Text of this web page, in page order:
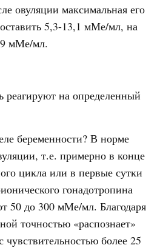
овуляции максимальная его
5,3-13,1 мМе/мл, на
мМе/мл.
реагируют на определенный
беременности? В норме
т.е. примерно в конце
цикла или в первые сутки
гонадотропина
50 до 300 мМе/мл. Благодаря
точностью «распознает»
более 25